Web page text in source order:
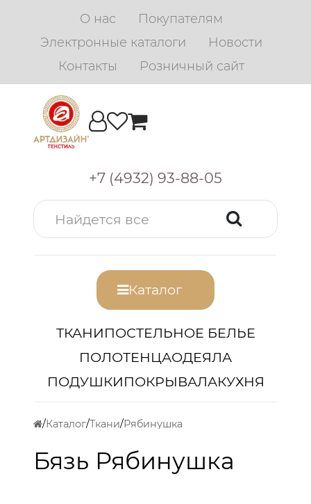
О нас
Покупателям
Электронные каталоги
Новости
Контакты
Розничный сайт
+7 (4932) 93-88-05
Каталог
ТКАНИПОСТЕЛЬНОЕ БЕЛЬЕ
ПОЛОТЕНЦАОДЕЯЛА
ПОДУШКИПОКРЫВАЛАКУХНЯ
Каталог Ткани Рябинушка
Бязь Рябинушка